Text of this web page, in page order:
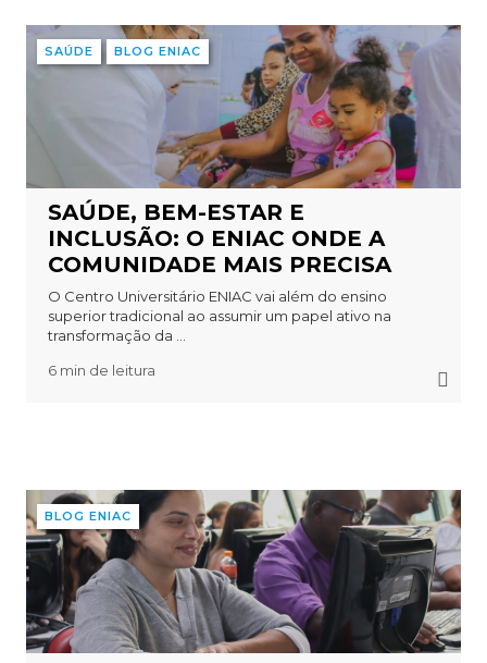
SAÚDE BLOG ENIAC
SAÚDE, BEM-ESTAR E
INCLUSÃO: O ENIAC ONDE A
COMUNIDADE MAIS PRECISA
O Centro Universitário ENIAC vai além do ensino
superior tradicional ao assumir um papel ativo na
transformação da ...
6 min de leitura
BLOG ENIAC